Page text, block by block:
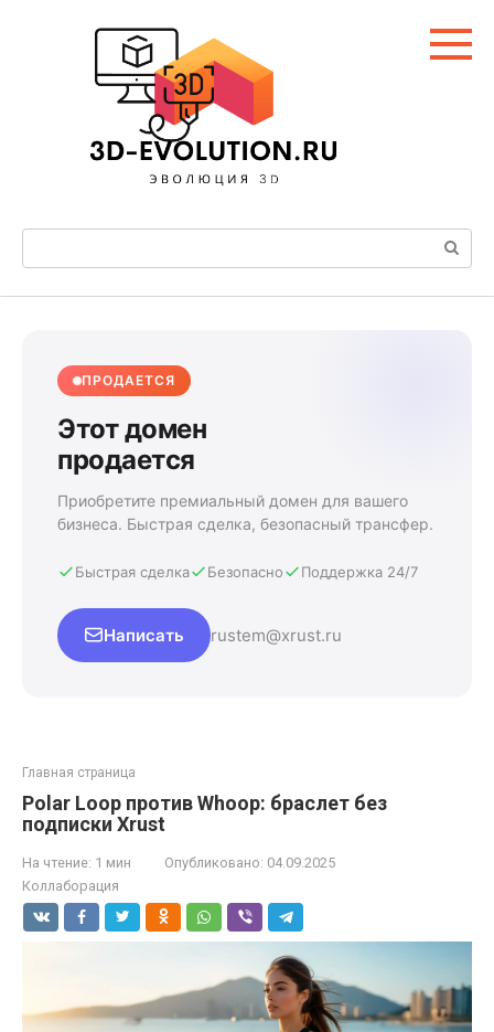
Поиск:
ПРОДАЕТСЯ
Этот домен
продается
Приобретите премиальный домен для вашего
бизнеса. Быстрая сделка, безопасный трансфер.
Быстрая сделка Безопасно Поддержка 24/7
Написать rustem@xrust.ru
Главная страница
Polar Loop против Whoop: браслет без
подписки Xrust
На чтение: 1 мин Опубликовано: 04.09.2025
Коллаборация